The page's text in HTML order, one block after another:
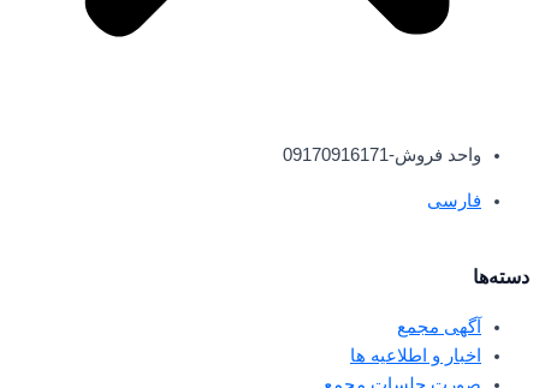
واحد فروش-09170916171
فارسی
دسته‌ها
آگهی مجمع
اخبار و اطلاعیه ها